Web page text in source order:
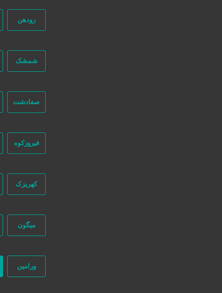
رودهن
شمشک
صفادشت
فیروزکوه
کهریزک
میگون
ورامین
لوله بازکنی در رشت گلسار منظریه بلوار گیلان دیلمان
در سایت تبلیغاتی نیازجو کاربران مستقیما با هم تماس می‌گیرند و